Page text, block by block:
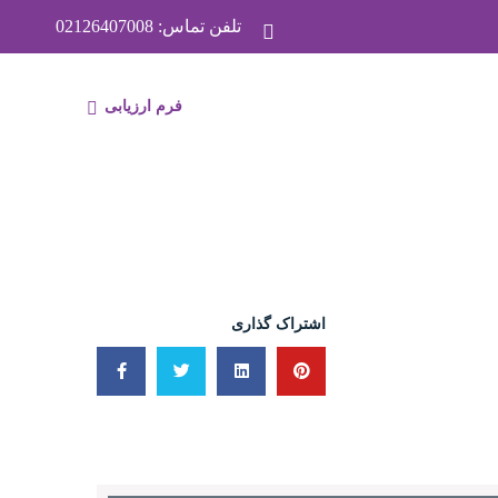
تلفن تماس: 02126407008
فرم ارزیابی
اشتراک گذاری